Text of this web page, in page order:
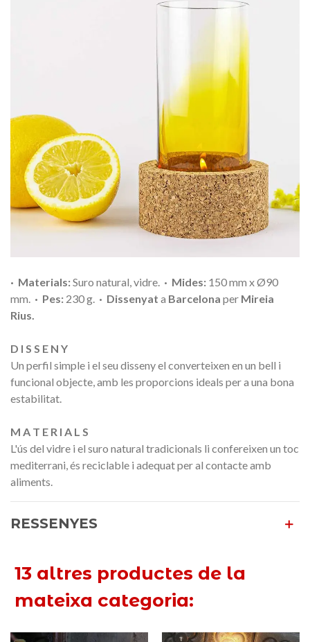
· Materials:Suro natural, vidre. · Mides: 150 mm xØ90
mm. · Pes: 230 g. · Dissenyat a Barcelona per Mireia
Rius.
D I S S E N Y
Un perfil simple i el seu disseny el converteixen en un bell i
funcional objecte , amb les proporcions ideals per a una bona
estabilitat.
M A T E R I A L S
L'ús del vidre i el suro natural tradicionals li confereixen un toc
mediterrani, és reciclable i adequat per al contacte amb
aliments.
RESSENYES
13 altres productes de la
mateixa categoria: